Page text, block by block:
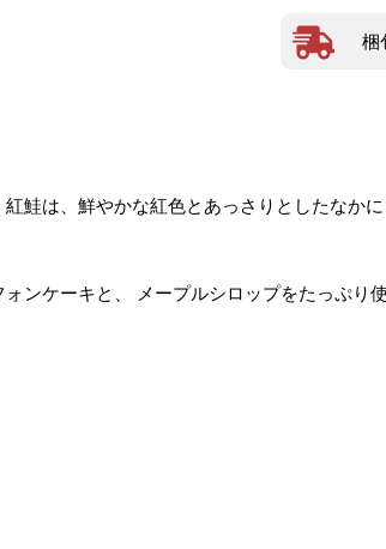
梱
鮭は、鮮やかな紅色とあっさりとしたなか
ンケーキと、 メープルシロップをたっぷり